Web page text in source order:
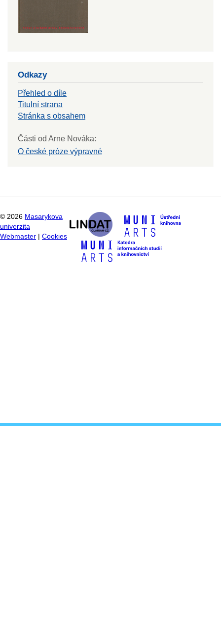
Odkazy
Přehled o díle
Titulní strana
Stránka s obsahem
Části od Arne Nováka:
O české próze výpravné
© 2026 Masarykova
univerzita
Webmaster | Cookies